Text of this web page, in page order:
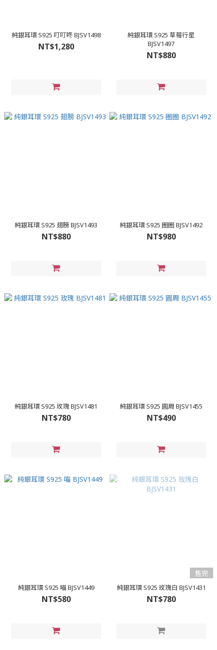
純銀耳環 S925 叮叮咚 BJSV1498
NT$1,280
純銀耳環 S925 草莓行星
BJSV1497
NT$880
純銀耳環 S925 翅膀 BJSV1493
NT$880
純銀耳環 S925 圈圈 BJSV1492
NT$980
純銀耳環 S925 玫瑰 BJSV1481
NT$780
純銀耳環 S925 圓周 BJSV1455
NT$490
純銀耳環 S925 喵 BJSV1449
NT$580
售完
純銀耳環 S925 玫瑰白 BJSV1431
NT$780